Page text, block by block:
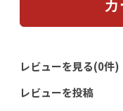
レビューを見る(0件)
レビューを投稿